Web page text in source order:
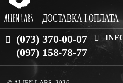
ДОСТАВКА І ОПЛАТА
(073) 370-00-07
(097) 158-78-77